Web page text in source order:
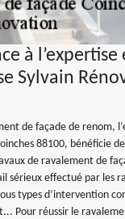
à
Sylvain
de façade de renom,
88100, bénéficie
de ravalement de
sérieux effectué par les
types d’intervention
Pour réussir le